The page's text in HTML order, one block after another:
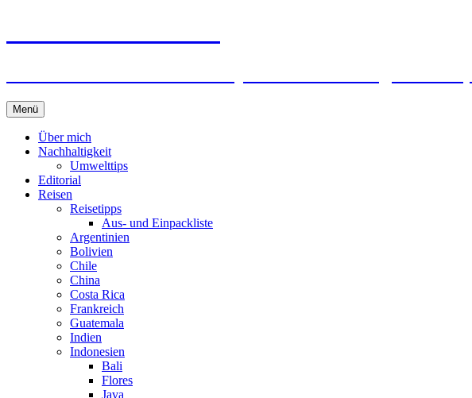
Menü Springe
zum
Inhalt
Über mich
Nachhaltigkeit
Umwelttips
Editorial
Reisen
Reisetipps
Aus- und Einpackliste
Argentinien
Bolivien
Chile
China
Costa Rica
Frankreich
Guatemala
Indien
Indonesien
Bali
Flores
Java